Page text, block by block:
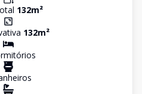
132m²
132m²
s
s